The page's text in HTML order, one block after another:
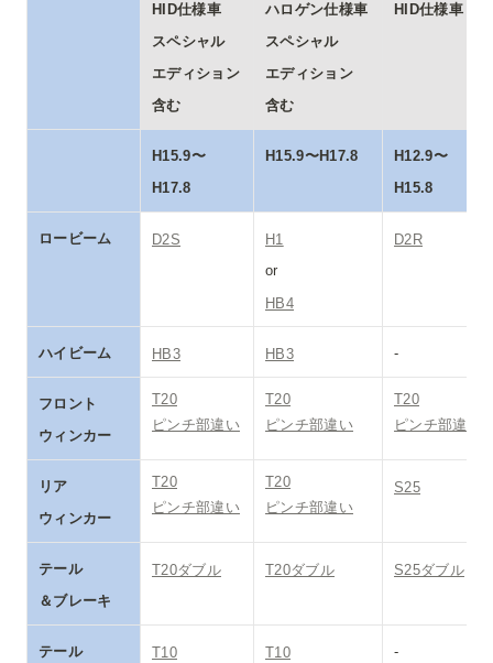
HID仕様車
スペシャル
エディション
含む
ハロゲン仕様車
スペシャル
エディション
含む
HID仕様車
H15.9〜
H17.8
H15.9〜H17.8
H12.9〜
H15.8
ロービーム D2S
H1
or
HB4
D2R
ハイビーム HB3 HB3 -
フロント
ウィンカー
T20
ピンチ部違い
T20
ピンチ部違い
T20
ピンチ部違い
リア
ウィンカー
T20
ピンチ部違い
T20
ピンチ部違い
S25
テール
＆ブレーキ
T20ダブル T20ダブル S25ダブル
テール T10 T10 -